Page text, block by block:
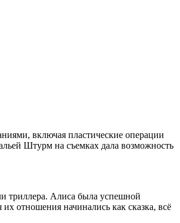
включая пластические операции
Штурм на съемках дала возможность
триллера. Алиса была успешной
отношения начинались как сказка, всё